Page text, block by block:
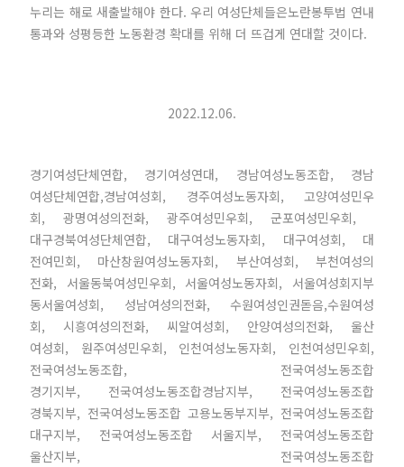
누리는 해로 새출발해야 한다. 우리 여성단체들은노란봉투법 연내
통과와 성평등한 노동환경 확대를 위해 더 뜨겁게 연대할 것이다.
2022.12.06.
경기여성단체연합, 경기여성연대, 경남여성노동조합, 경남
여성단체연합,경남여성회, 경주여성노동자회, 고양여성민우
회, 광명여성의전화, 광주여성민우회, 군포여성민우회,
대구경북여성단체연합, 대구여성노동자회, 대구여성회, 대
전여민회, 마산창원여성노동자회, 부산여성회, 부천여성의
전화, 서울동북여성민우회, 서울여성노동자회, 서울여성회지부
동서울여성회, 성남여성의전화, 수원여성인권돋음,수원여성
회, 시흥여성의전화, 씨알여성회, 안양여성의전화, 울산
여성회, 원주여성민우회, 인천여성노동자회, 인천여성민우회,
전국여성노동조합, 전국여성노동조합
경기지부, 전국여성노동조합경남지부, 전국여성노동조합
경북지부, 전국여성노동조합 고용노동부지부, 전국여성노동조합
대구지부, 전국여성노동조합 서울지부, 전국여성노동조합
울산지부, 전국여성노동조합